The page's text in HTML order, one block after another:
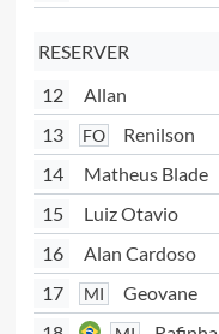
RESERVER
12
Allan
13
FO Renilson
14
Matheus Blade
15
Luiz Otavio
16 Alan Cardoso
17 MI
Geovane